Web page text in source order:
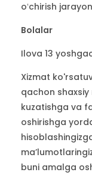
oʻchirish
Bolalar
Ilova 13
Xizmat
qachon
kuzatishga va
oshirishga
buni amalga